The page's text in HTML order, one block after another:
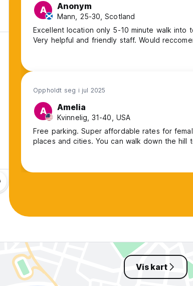
A Anonym
Mann, 25-30, Scotland
Excellent location only 5-10 minute walk into
Very helpful and friendly staff. Would
Oppholdt seg i jul 2025
A Amelia
Kvinnelig, 31-40, USA
Free parking. Super affordable rates for
places and cities. You can walk down the hill
Vis kart